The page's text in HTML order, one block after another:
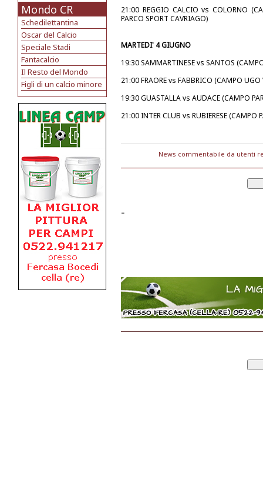
Mondo CR
Schedilettantina
Oscar del Calcio
Speciale Stadi
Fantacalcio
Il Resto del Mondo
Figli di un calcio minore
21:00 REGGIO CALCIO vs COLORNO
PARCO SPORT CAVRIAGO)
MARTEDI' 4 GIUGNO
19:30 SAMMARTINESE vs SANTOS
21:00 FRAORE vs FABBRICO (CAMPO UGO
19:30 GUASTALLA vs AUDACE (CAMPO
21:00 INTER CLUB vs RUBIERESE (CAMPO
News commentabile da utenti
-